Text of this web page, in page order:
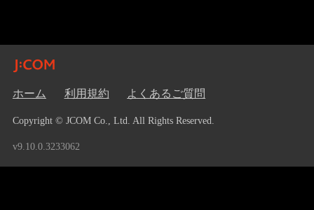
ホーム 利用規約 よくあるご質問
Copyright © JCOM Co., Ltd. All Rights Reserved.
v9.10.0.3233062